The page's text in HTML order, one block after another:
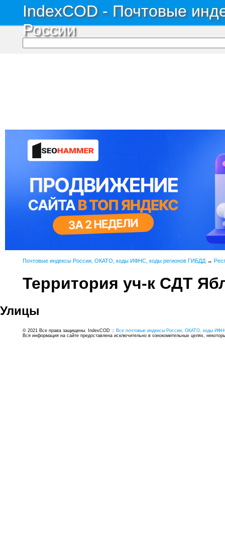
IndexCOD - Почтовые
России
Почтовые индексы России, ОКАТО, коды ИФНС, коды регионов ГИБДД →
Территория уч-к СДТ
Улицы
© 2021 Все права защищены. IndexCOD :: Все почтовые индексы России, ОКАТО, коды
Вся информация на сайте предоставлена исключительно в ознокомительных целях,